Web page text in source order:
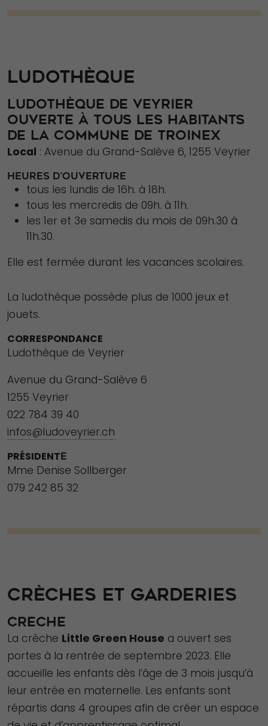
LUDOTHÈQUE
LUDOTHÈQUE DE VEYRIER
OUVERTE À TOUS LES HABITANTS
DE LA COMMUNE DE TROINEX
Local : Avenue du Grand-Salève 6, 1255 Veyrier
HEURES D’OUVERTURE
tous les lundis de 16h. à 18h.
tous les mercredis de 09h. à 11h.
les 1er et 3e samedis du mois de 09h.30 à
11h.30.
Elle est fermée durant les vacances scolaires.
La ludothèque possède plus de 1000 jeux et
jouets.
CORRESPONDANCE
Ludothèque de Veyrier
Avenue du Grand-Salève 6
1255 Veyrier
022 784 39 40
infos@ludoveyrier.ch
PRÉSIDENTE
Mme Denise Sollberger
079 242 85 32
CRÈCHES ET GARDERIES
CRECHE
La crèche Little Green House a ouvert ses
portes à la rentrée de septembre 2023. Elle
accueille les enfants dès l’âge de 3 mois jusqu’à
leur entrée en maternelle. Les enfants sont
répartis dans 4 groupes afin de créer un espace